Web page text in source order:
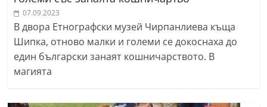
07.09.2023
В двора Етнографски музей Чирпанлиева къща
Шипка, отново малки и големи се докоснаха до
един български занаят кошничарството. В
магията